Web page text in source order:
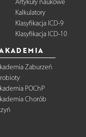
Artykuły naukowe
Kalkulatory
Klasyfikacja ICD-9
Klasyfikacja ICD-10
Zaburzeń
POChP
Chorób